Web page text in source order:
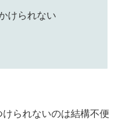
けられない
られないのは結構不便